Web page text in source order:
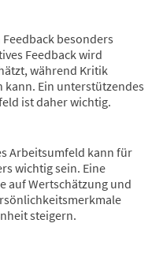
besonders
Feedback wird
während Kritik
Ein unterstützendes
ist daher wichtig.
Arbeitsumfeld kann für
wichtig sein. Eine
auf Wertschätzung und
steigern.